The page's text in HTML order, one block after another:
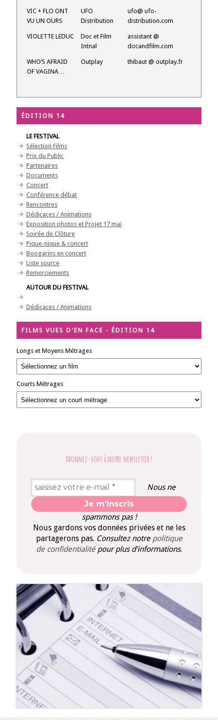
VIC + FLO ONT
VU UN OURS
UFO
Distribution
ufo@ ufo-
distribution.com
VIOLETTE LEDUC
Doc et Film
Intnal
assistant @
docandfilm.com
WHO’S AFRAID
OF VAGINA…
Outplay thibaut @ outplay.fr
ÉDITION 14
LE FESTIVAL
Sélection Films
Prix du Public
Partenaires
Documents
Concert
Conférence débat
Rencontres
Dédicaces / Animations
Exposition photos et Projet 17 mai
Soirée de Clôture
Pique-nique & concert
Boogarins en concert
Liste source
Remerciements
AUTOUR DU FESTIVAL
Dédicaces / Animations
FILMS VUES D'EN FACE - ÉDITION 14
Longs et Moyens Métrages
Courts Métrages
Abonnez-vous à notre newsletter !
Nous ne
spammons pas !
Nous gardons vos données privées et ne les
partagerons pas. Consultez notre politique
de confidentialité pour plus d’informations.